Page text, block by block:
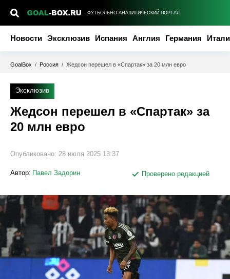
- ФУТБОЛЬНО-АНАЛИТИЧЕСКИЙ ПОРТАЛ
Новости Эксклюзив Испания Англия Германия
GoalBox / Россия / Жедсон перешел в «Спартак» за 20 млн евро
Эксклюзив
Жедсон перешел в «Спартак» за
20 млн евро
Опубликовано: 28 июля 2025 13:37
Автор: Павел Задорин Проверено редакцией